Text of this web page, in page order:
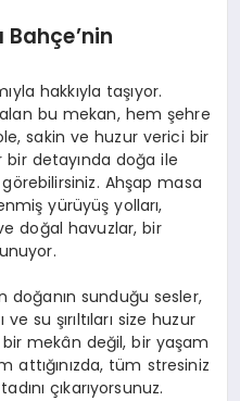
Bahçe’nin
hakkıyla taşıyor.
bu mekan, hem şehre
sakin ve huzur verici bir
bir detayında doğa ile
Ahşap masa
yürüyüş yolları,
doğal havuzlar, bir
doğanın sunduğu sesler,
ve su şırıltıları size huzur
bir mekân değil, bir yaşam
attığınızda, tüm stresiniz
çıkarıyorsunuz.